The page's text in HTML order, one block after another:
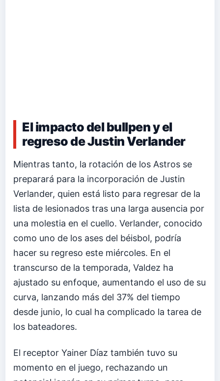
El impacto del bullpen y el
regreso de Justin Verlander
Mientras tanto, la rotación de los Astros se
preparará para la incorporación de Justin
Verlander, quien está listo para regresar de la
lista de lesionados tras una larga ausencia por
una molestia en el cuello. Verlander, conocido
como uno de los ases del béisbol, podría
hacer su regreso este miércoles. En el
transcurso de la temporada, Valdez ha
ajustado su enfoque, aumentando el uso de su
curva, lanzando más del 37% del tiempo
desde junio, lo cual ha complicado la tarea de
los bateadores.
El receptor Yainer Díaz también tuvo su
momento en el juego, rechazando un